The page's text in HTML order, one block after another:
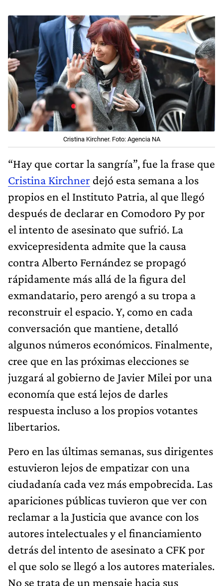
Cristina Kirchner. Foto: Agencia NA
“Hay que cortar la sangría”, fue la frase que
Cristina Kirchner dejó esta semana a los
propios en el Instituto Patria, al que llegó
después de declarar en Comodoro Py por
el intento de asesinato que sufrió. La
exvicepresidenta admite que la causa
contra Alberto Fernández se propagó
rápidamente más allá de la figura del
exmandatario, pero arengó a su tropa a
reconstruir el espacio. Y, como en cada
conversación que mantiene, detalló
algunos números económicos. Finalmente,
cree que en las próximas elecciones se
juzgará al gobierno de Javier Milei por una
economía que está lejos de darles
respuesta incluso a los propios votantes
libertarios.
Pero en las últimas semanas, sus dirigentes
estuvieron lejos de empatizar con una
ciudadanía cada vez más empobrecida. Las
apariciones públicas tuvieron que ver con
reclamar a la Justicia que avance con los
autores intelectuales y el financiamiento
detrás del intento de asesinato a CFK por
el que solo se llegó a los autores materiales.
No se trata de un mensaje hacia sus